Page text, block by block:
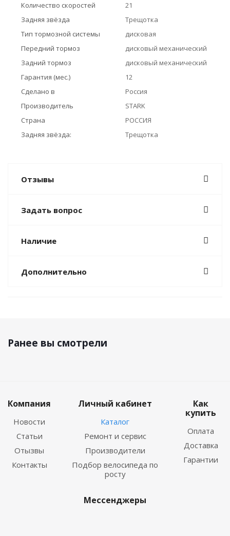
Количество скоростей
21
Задняя звёзда
Трещотка
Тип тормозной системы
дисковая
Передний тормоз
дисковый механический
Задний тормоз
дисковый механический
Гарантия (мес.)
12
Сделано в
Россия
Производитель
STARK
Страна
РОССИЯ
Задняя звёзда:
Трещотка
Отзывы
Задать вопрос
Наличие
Дополнительно
Ранее вы смотрели
Компания
Новости
Статьи
Отызвы
Контакты
Личный кабинет
Каталог
Ремонт и сервис
Производители
Подбор велосипеда по
росту
Как
купить
Оплата
Доставка
Гарантии
Мессенджеры